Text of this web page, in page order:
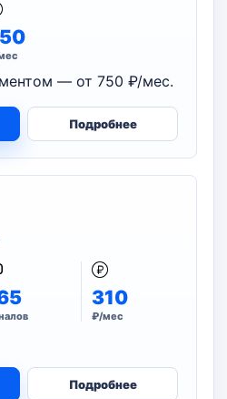
— от 750 ₽/мес.
Подробнее
310
₽/мес
Подробнее